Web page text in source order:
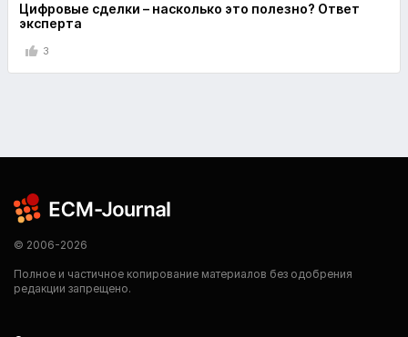
Цифровые сделки – насколько это полезно? Ответ
эксперта
3
© 2006-2026
Полное и частичное копирование материалов без одобрения
редакции запрещено.